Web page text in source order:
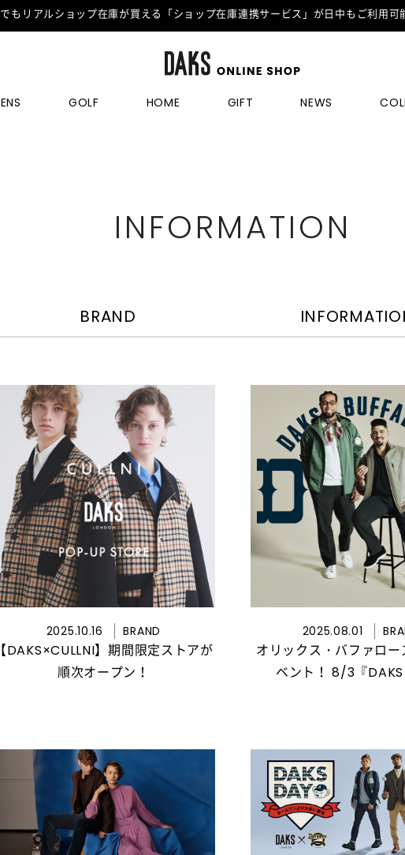
もリアルショップ在庫が買える「ショップ在庫連携サービス」が日中もご利用可
GOLF HOME GIFT NEWS
INFORMATION
BRAND
2025.10.16 BRAND
【DAKS×CULLNI】期間限定ストアが
順次オープン！
2025.08.01
オリックス・バファロー
ベント！ 8/3『DAKS